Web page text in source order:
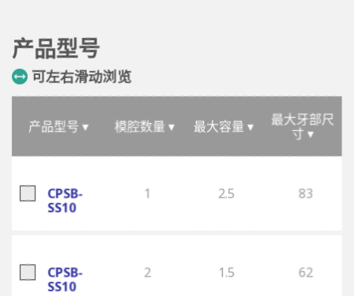
产品型号
可左右滑动浏览
产品型号 ▾ 模腔数量 ▾ 最大容量 ▾
最大牙部尺
寸 ▾
CPSB-
SS10
1 2.5 83
CPSB-
SS10
2 1.5 62